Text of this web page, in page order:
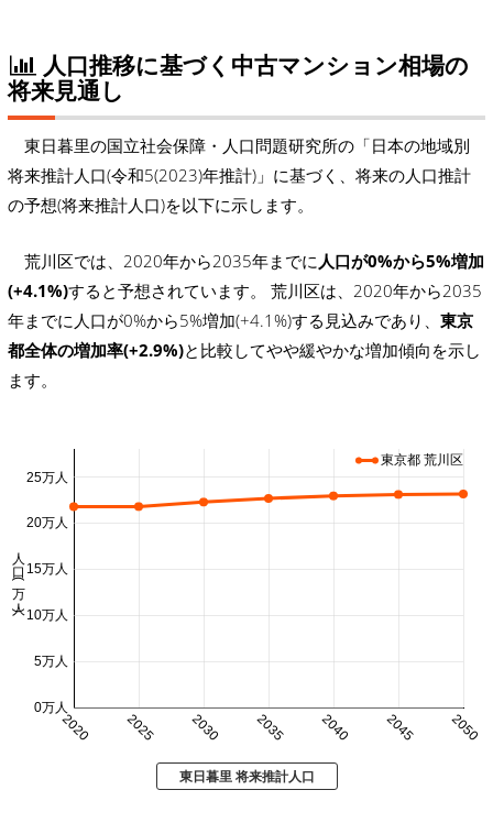
人口推移に基づく中古マンション相場の
将来見通し
東日暮里の国立社会保障・人口問題研究所の「日本の地域別
将来推計人口(令和5(2023)年推計)」に基づく、将来の人口推計
の予想(将来推計人口)を以下に示します。
荒川区では、2020年から2035年までに 人口が0%から5%増加
(+4.1%)すると予想されています。 荒川区は、2020年から2035
年までに人口が0%から5%増加(+4.1%)する見込みであり、 東京
都全体の増加率(+2.9%)と比較してやや緩やかな増加傾向を示し
ます。
2020 2025 2030 2035 2040 2045 2050
0万人
5万人
10万人
15万人
20万人
25万人
人口 (万人)
東京都 荒川区
東日暮里 将来推計人口